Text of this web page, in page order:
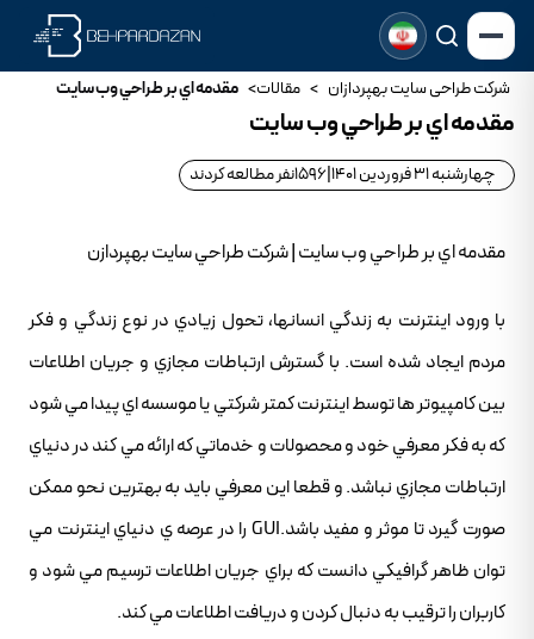
شرکت طراحی سایت بهپردازان > مقالات> مقدمه اي بر طراحي وب سايت
مقدمه اي بر طراحي وب سايت
چهارشنبه 31 فروردین 1401 1596نفر مطالعه کردند
مقدمه اي بر طراحي وب سايت | شرکت طراحي سايت بهپردازن
با ورود اينترنت به زندگي انسانها، تحول زيادي در نوع زندگي و فکر
مردم ايجاد شده است. با گسترش ارتباطات مجازي و جريان اطلاعات
بين کامپيوتر ها توسط اينترنت کمتر شرکتي يا موسسه اي پيدا مي شود
که به فکر معرفي خود و محصولات و خدماتي که ارائه مي کند در دنياي
ارتباطات مجازي نباشد. و قطعا اين معرفي بايد به بهترين نحو ممکن
صورت گيرد تا موثر و مفيد باشد.GUI را در عرصه ي دنياي اينترنت مي
توان ظاهر گرافيکي دانست که براي جريان اطلاعات ترسيم مي شود و
کاربران را ترقيب به دنبال کردن و دريافت اطلاعات مي کند.